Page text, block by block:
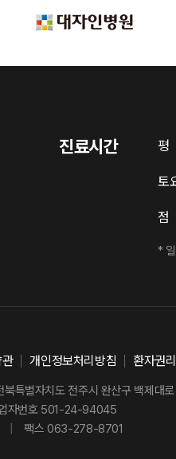
진료시간 평
토
점
*
개인정보처리방침 환자권
북특별자치도 전주시 완산구 백제대
자번호 501-24-94045
팩스 063-278-8701